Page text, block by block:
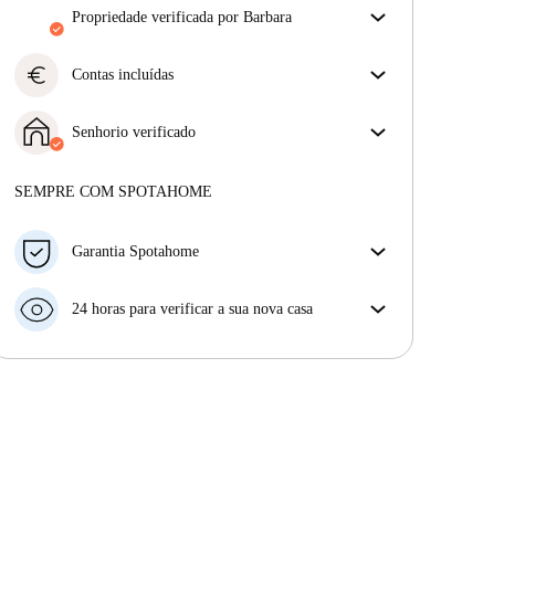
propriedade verificada por Barbara
obtém exatamente o que vê no anúncio.
euro Contas incluídas
incluídas. A renda e as contas estão todas incluídas
para uma experiência sem preocupações
Senhorio verificado
Mais sobre este senhorio
SEMPRE COM SPOTAHOME
Garantia Spotahome
antecedência, nós iremos A) pagar um hotel e ajudá-
seu dinheiro na totalidade.
24 horas para verificar a sua nova casa